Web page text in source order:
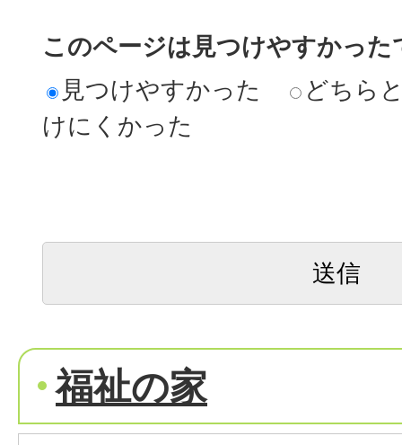
このページは見つけやすかった
見つけやすかった
どちら
けにくかった
福祉の家